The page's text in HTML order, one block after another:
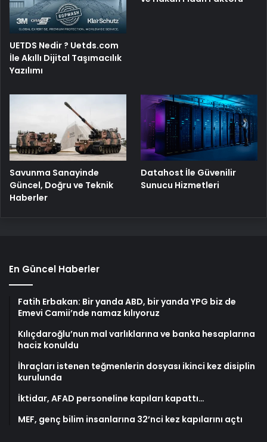
UETDS Nedir ? Uetds.com
İle Akıllı Dijital Taşımacılık
Yazılımı
Savunma Sanayinde
Güncel, Doğru ve Teknik
Haberler
Datahost İle Güvenilir
Sunucu Hizmetleri
En Güncel Haberler
Fatih Erbakan: Bir yanda ABD, bir yanda YPG biz de
Emevi Camii’nde namaz kılıyoruz
Kılıçdaroğlu’nun mal varlıklarına ve banka hesaplarına
haciz konuldu
İhraçları istenen teğmenlerin dosyası ikinci kez disiplin
kurulunda
İktidar, AFAD personeline kapıları kapattı…
MEF, genç bilim insanlarına 32’nci kez kapılarını açtı